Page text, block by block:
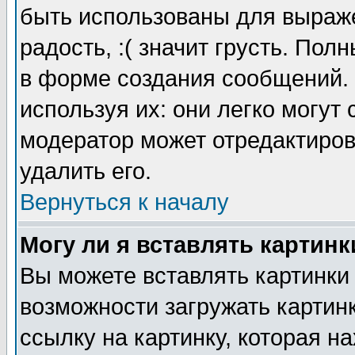
быть использованы для
радость, :( значит грусть.
в форме создания сообщений.
используя их: они легко
модератор может
удалить его.
Вернуться к началу
Могу ли я вставлять
Вы можете вставлять
возможности загружать
ссылку на картинку, которая